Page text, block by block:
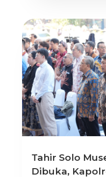
Tahir Solo
Dibuka,